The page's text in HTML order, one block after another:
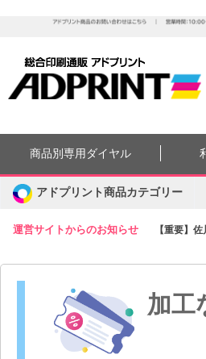
運営サイトからのお知らせ 【重要】
商品別専用ダイヤル
アドプリント商品カテゴリー
加工